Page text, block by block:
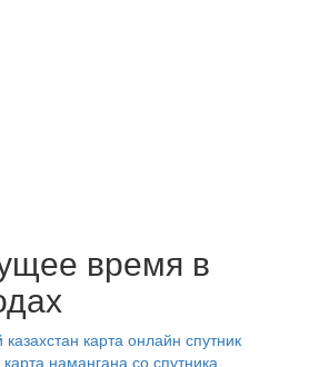
время в
карта онлайн спутник
намангана со спутника